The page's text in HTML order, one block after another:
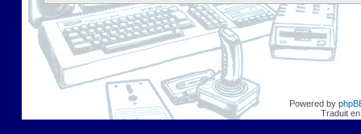
Powered by
Traduit